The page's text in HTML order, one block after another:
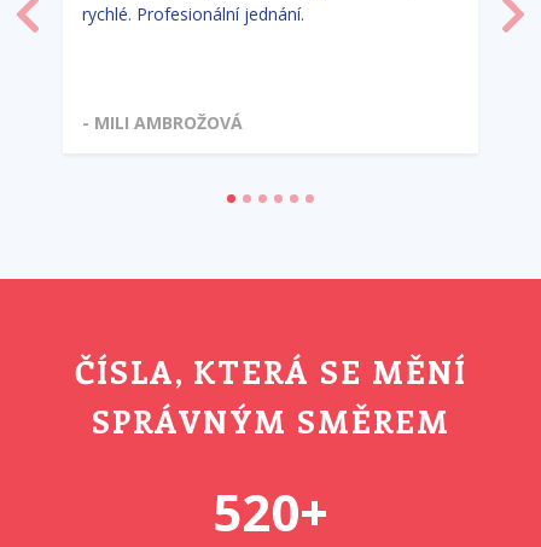
rychlé. Profesionální jednání.
- MILI AMBROŽOVÁ
Předchozí
ČÍSLA, KTERÁ SE MĚNÍ
SPRÁVNÝM SMĚREM
520+